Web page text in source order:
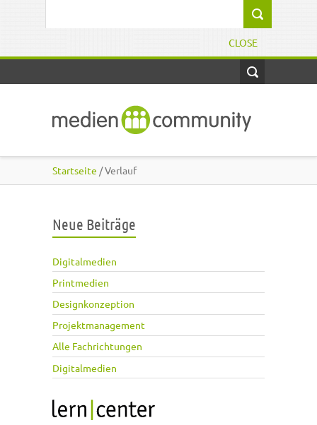
CLOSE
Startseite / Verlauf
Neue Beiträge
Digitalmedien
Printmedien
Designkonzeption
Projektmanagement
Alle Fachrichtungen
Digitalmedien